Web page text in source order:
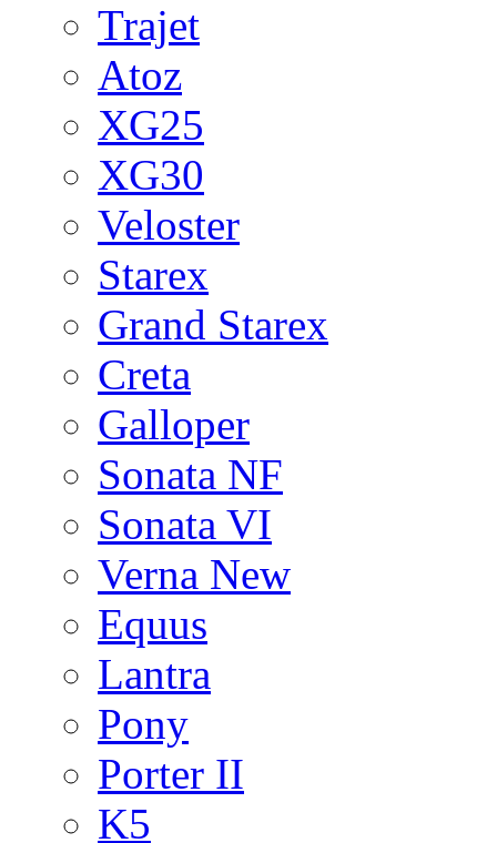
Trajet
Atoz
XG25
XG30
Veloster
Starex
Grand Starex
Creta
Galloper
Sonata NF
Sonata VI
Verna New
Equus
Lantra
Pony
Porter II
K5